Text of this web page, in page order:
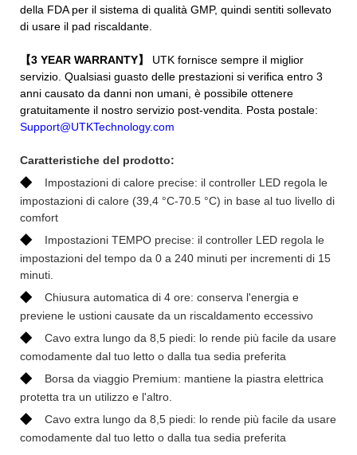
della FDA per il sistema di qualità GMP, quindi sentiti sollevato
di usare il pad riscaldante.
【3 YEAR WARRANTY】 UTK fornisce sempre il miglior
servizio. Qualsiasi guasto delle prestazioni si verifica entro 3
anni causato da danni non umani, è possibile ottenere
gratuitamente il nostro servizio post-vendita. Posta postale:
Support@UTKTechnology.com
Caratteristiche del prodotto:
◆
Impostazioni di calore precise: il controller LED regola le
impostazioni di calore (39,4 °C-70.5 °C) in base al tuo livello di
comfort
◆
Impostazioni TEMPO precise: il controller LED regola le
impostazioni del tempo da 0 a 240 minuti per incrementi di 15
minuti.
◆
Chiusura automatica di 4 ore: conserva l'energia e
previene le ustioni causate da un riscaldamento eccessivo
◆
Cavo extra lungo da 8,5 piedi: lo rende più facile da usare
comodamente dal tuo letto o dalla tua sedia preferita
◆
Borsa da viaggio Premium: mantiene la piastra elettrica
protetta tra un utilizzo e l'altro.
◆
Cavo extra lungo da 8,5 piedi: lo rende più facile da usare
comodamente dal tuo letto o dalla tua sedia preferita